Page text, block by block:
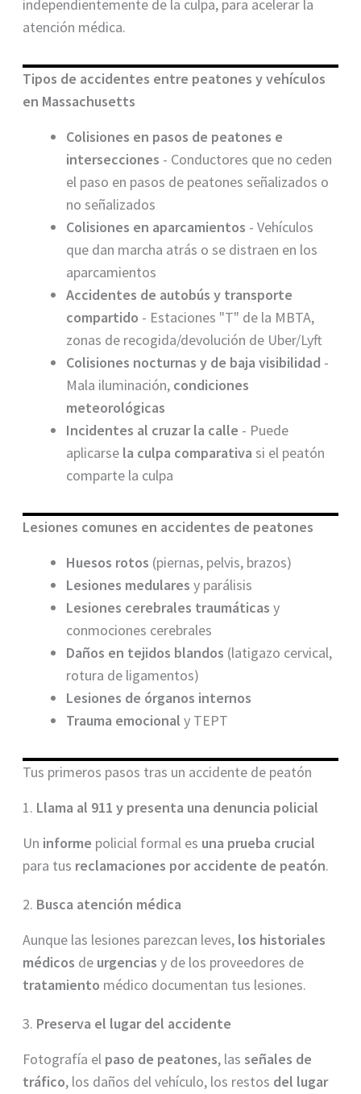
independientemente de la culpa, para acelerar la
atención médica.
Tipos de accidentes entre peatones y vehículos
en Massachusetts
Colisiones en pasos de peatones e
intersecciones - Conductores que no ceden
el paso en pasos de peatones señalizados o
no señalizados
Colisiones en aparcamientos - Vehículos
que dan marcha atrás o se distraen en los
aparcamientos
Accidentes de autobús y transporte
compartido - Estaciones "T" de la MBTA,
zonas de recogida/devolución de Uber/Lyft
Colisiones nocturnas y de baja visibilidad -
Mala iluminación, condiciones
meteorológicas
Incidentes al cruzar la calle - Puede
aplicarse la culpa comparativa si el peatón
comparte la culpa
Lesiones comunes en accidentes de peatones
Huesos rotos (piernas, pelvis, brazos)
Lesiones medulares y parálisis
Lesiones cerebrales traumáticas y
conmociones cerebrales
Daños en tejidos blandos (latigazo cervical,
rotura de ligamentos)
Lesiones de órganos internos
Trauma emocional y TEPT
Tus primeros pasos tras un accidente de peatón
1. Llama al 911 y presenta una denuncia policial
Un informe policial formal es una prueba crucial
para tus reclamaciones por accidente de peatón.
2. Busca atención médica
Aunque las lesiones parezcan leves, los historiales
médicos de urgencias y de los proveedores de
tratamiento médico documentan tus lesiones.
3. Preserva el lugar del accidente
Fotografía el paso de peatones, las señales de
tráfico, los daños del vehículo, los restos del lugar